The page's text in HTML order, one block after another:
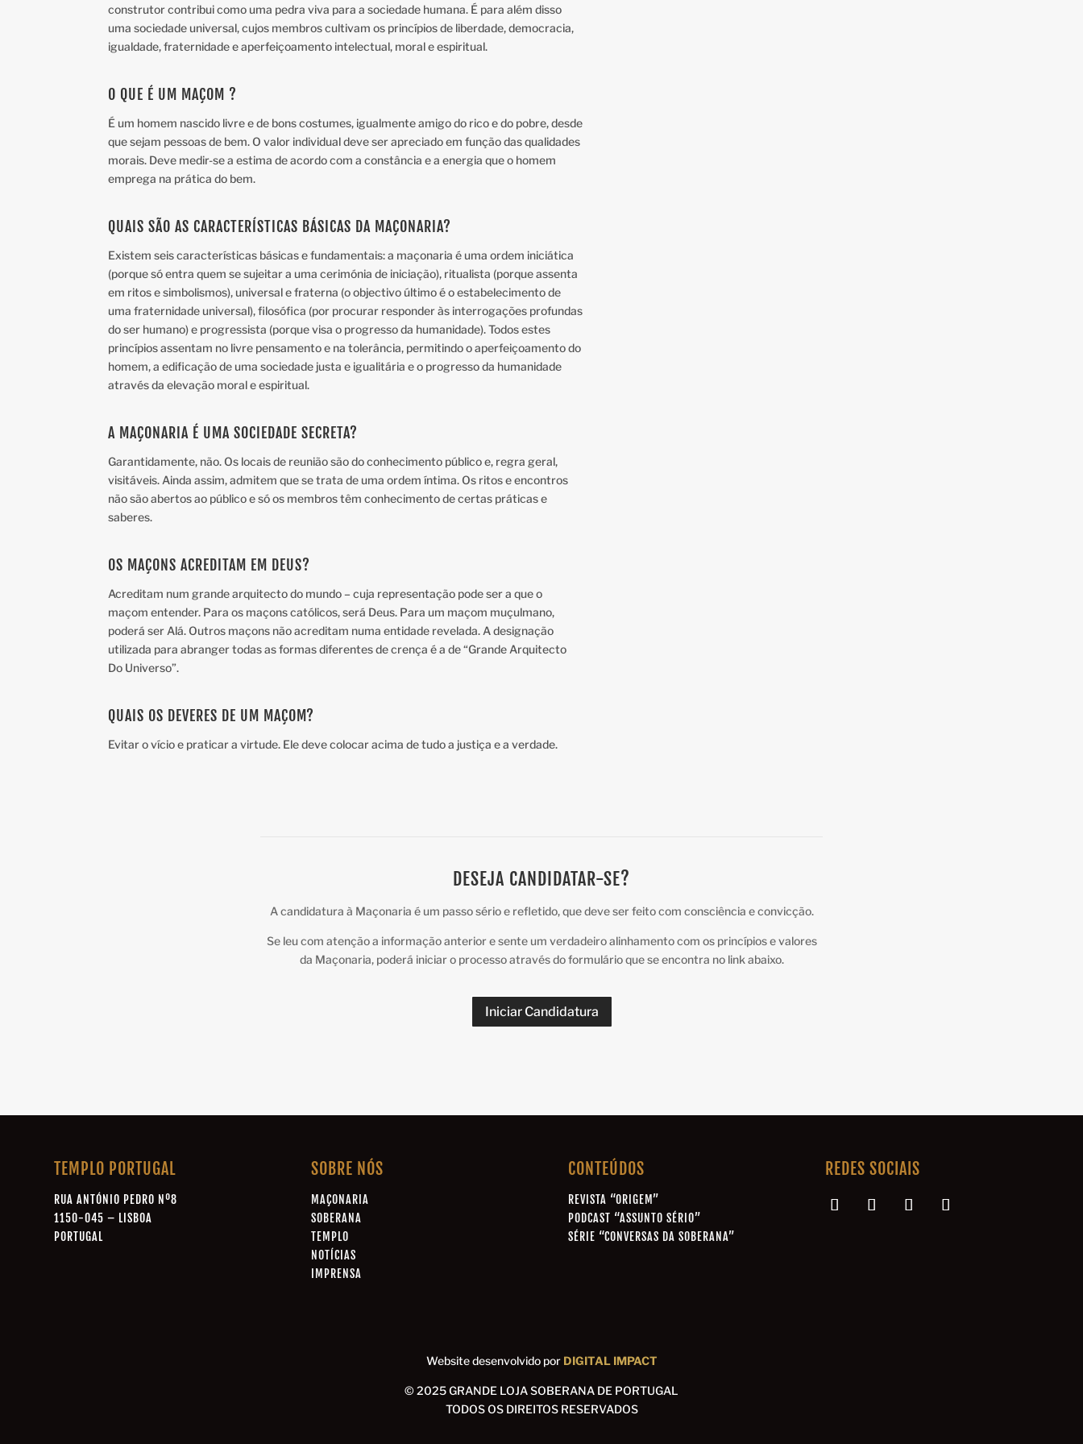
construtor contribui como uma pedra viva para a sociedade humana. É para além disso
uma sociedade universal, cujos membros cultivam os princípios de liberdade, democracia,
igualdade, fraternidade e aperfeiçoamento intelectual, moral e espiritual.
O QUE É UM MAÇOM ?
É um homem nascido livre e de bons costumes, igualmente amigo do rico e do pobre, desde
que sejam pessoas de bem. O valor individual deve ser apreciado em função das qualidades
morais. Deve medir-se a estima de acordo com a constância e a energia que o homem
emprega na prática do bem.
QUAIS SÃO AS CARACTERÍSTICAS BÁSICAS DA MAÇONARIA?
Existem seis características básicas e fundamentais: a maçonaria é uma ordem iniciática
(porque só entra quem se sujeitar a uma cerimónia de iniciação), ritualista (porque assenta
em ritos e simbolismos), universal e fraterna (o objectivo último é o estabelecimento de
uma fraternidade universal), filosófica (por procurar responder às interrogações profundas
do ser humano) e progressista (porque visa o progresso da humanidade). Todos estes
princípios assentam no livre pensamento e na tolerância, permitindo o aperfeiçoamento do
homem, a edificação de uma sociedade justa e igualitária e o progresso da humanidade
através da elevação moral e espiritual.
A MAÇONARIA É UMA SOCIEDADE SECRETA?
Garantidamente, não. Os locais de reunião são do conhecimento público e, regra geral,
visitáveis. Ainda assim, admitem que se trata de uma ordem íntima. Os ritos e encontros
não são abertos ao público e só os membros têm conhecimento de certas práticas e
saberes.
OS MAÇONS ACREDITAM EM DEUS?
Acreditam num grande arquitecto do mundo – cuja representação pode ser a que o
maçom entender. Para os maçons católicos, será Deus. Para um maçom muçulmano,
poderá ser Alá. Outros maçons não acreditam numa entidade revelada. A designação
utilizada para abranger todas as formas diferentes de crença é a de “Grande Arquitecto
Do Universo”.
QUAIS OS DEVERES DE UM MAÇOM?
Evitar o vício e praticar a virtude. Ele deve colocar acima de tudo a justiça e a verdade.
DESEJA CANDIDATAR-SE?
A candidatura à Maçonaria é um passo sério e refletido, que deve ser feito com consciência e convicção.
Se leu com atenção a informação anterior e sente um verdadeiro alinhamento com os princípios e valores
da Maçonaria, poderá iniciar o processo através do formulário que se encontra no link abaixo.
Iniciar Candidatura
TEMPLO PORTUGAL
RUA ANTÓNIO PEDRO Nº8
1150-045 – LISBOA
PORTUGAL
SOBRE NÓS
MAÇONARIA
SOBERANA
TEMPLO
NOTÍCIAS
IMPRENSA
CONTEÚDOS
REVISTA “ORIGEM”
PODCAST “ASSUNTO SÉRIO”
SÉRIE “CONVERSAS DA SOBERANA”
REDES SOCIAIS
Website desenvolvido por DIGITAL IMPACT
© 2025 GRANDE LOJA SOBERANA DE PORTUGAL
TODOS OS DIREITOS RESERVADOS